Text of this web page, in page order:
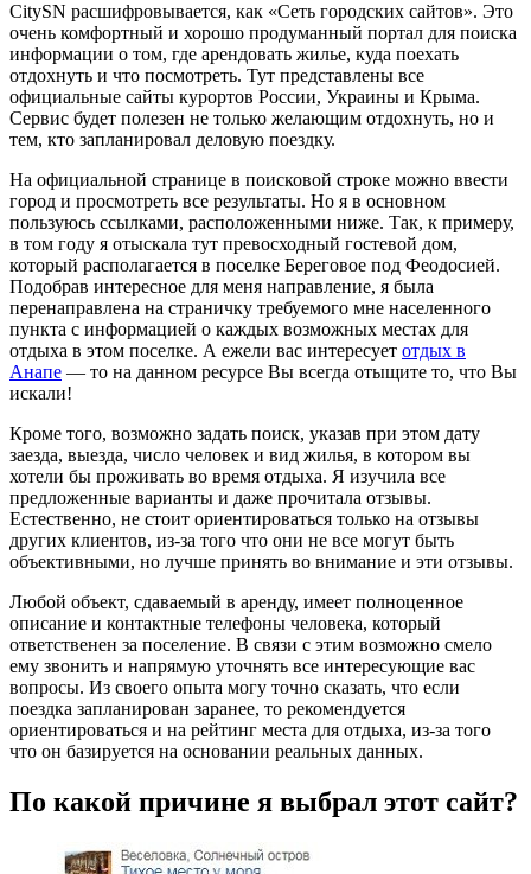
CitySN расшифровывается, как «Сеть городских сайтов». Это
очень комфортный и хорошо продуманный портал для поиска
информации о том, где арендовать жилье, куда поехать
отдохнуть и что посмотреть. Тут представлены все
официальные сайты курортов России, Украины и Крыма.
Сервис будет полезен не только желающим отдохнуть, но и
тем, кто запланировал деловую поездку.
На официальной странице в поисковой строке можно ввести
город и просмотреть все результаты. Но я в основном
пользуюсь ссылками, расположенными ниже. Так, к примеру,
в том году я отыскала тут превосходный гостевой дом,
который располагается в поселке Береговое под Феодосией.
Подобрав интересное для меня направление, я была
перенаправлена на страничку требуемого мне населенного
пункта с информацией о каждых возможных местах для
отдыха в этом поселке. А ежели вас интересует отдых в
Анапе — то на данном ресурсе Вы всегда отыщите то, что Вы
искали!
Кроме того, возможно задать поиск, указав при этом дату
заезда, выезда, число человек и вид жилья, в котором вы
хотели бы проживать во время отдыха. Я изучила все
предложенные варианты и даже прочитала отзывы.
Естественно, не стоит ориентироваться только на отзывы
других клиентов, из-за того что они не все могут быть
объективными, но лучше принять во внимание и эти отзывы.
Любой объект, сдаваемый в аренду, имеет полноценное
описание и контактные телефоны человека, который
ответственен за поселение. В связи с этим возможно смело
ему звонить и напрямую уточнять все интересующие вас
вопросы. Из своего опыта могу точно сказать, что если
поездка запланирован заранее, то рекомендуется
ориентироваться и на рейтинг места для отдыха, из-за того
что он базируется на основании реальных данных.
По какой причине я выбрал этот сайт?